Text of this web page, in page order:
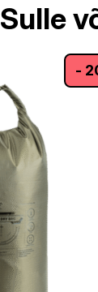
Sulle
-